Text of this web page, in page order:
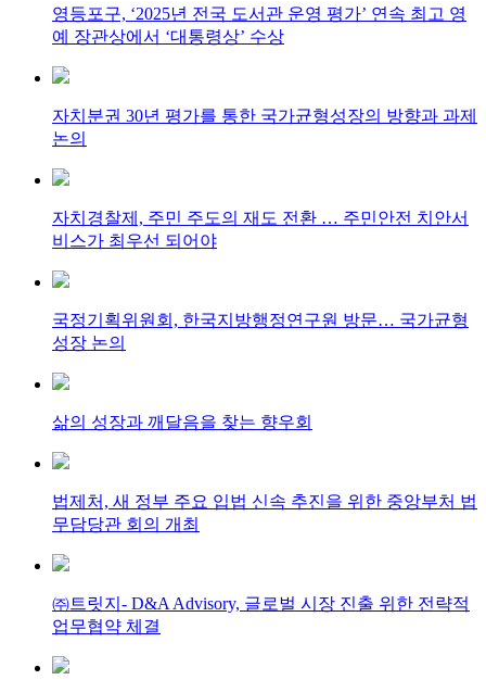
영등포구, ‘2025년 전국 도서관 운영 평가’ 연속 최고 영
예 장관상에서 ‘대통령상’ 수상
자치분권 30년 평가를 통한 국가균형성장의 방향과 과제
논의
자치경찰제, 주민 주도의 재도 전환 … 주민안전 치안서
비스가 최우선 되어야
국정기획위원회, 한국지방행정연구원 방문… 국가균형
성장 논의
삶의 성장과 깨달음을 찾는 향우회
법제처, 새 정부 주요 입법 신속 추진을 위한 중앙부처 법
무담당관 회의 개최
㈜트릿지- D&A Advisory, 글로벌 시장 진출 위한 전략적
업무협약 체결